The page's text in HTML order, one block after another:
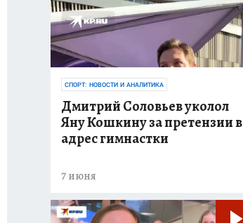
СПОРТ: НОВОСТИ И АНАЛИТИКА
Дмитрий Соловьев уколол
Яну Кошкину за претензии в
адрес гимнастки
7 июня